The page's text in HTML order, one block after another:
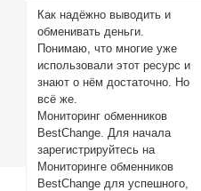
Как надёжно выводить и
обменивать деньги.
Понимаю, что многие уже
использовали этот ресурс и
знают о нём достаточно. Но
всё же.
Мониторинг обменников
BestChange. Для начала
зарегистрируйтесь на
Мониторинге обменников
BestChange для успешного,